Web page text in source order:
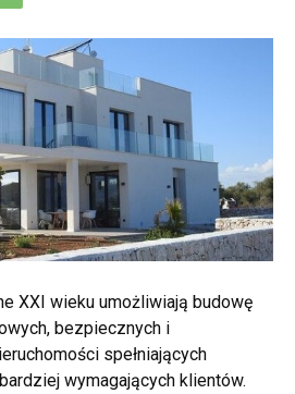
XXI wieku umożliwiają budowę
bezpiecznych i
spełniających
wymagających klientów.